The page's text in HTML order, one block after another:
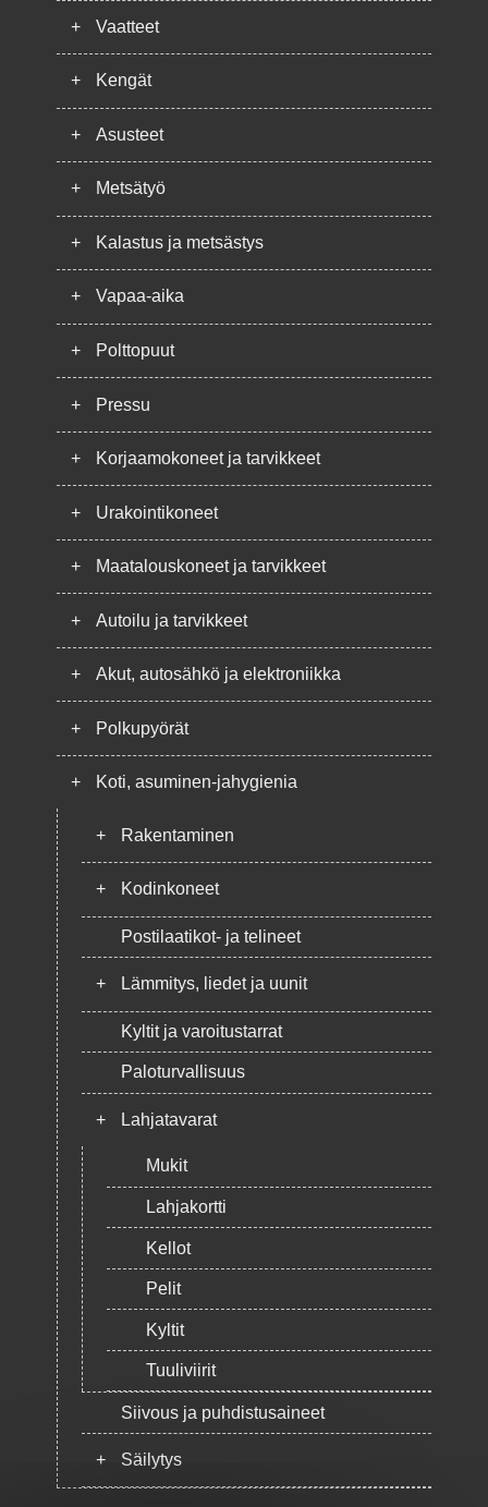
+ Vaatteet
+ Kengät
+ Asusteet
+ Metsätyö
+ Kalastus ja metsästys
+ Vapaa-aika
+ Polttopuut
+ Pressu
+ Korjaamokoneet ja tarvikkeet
+ Urakointikoneet
+ Maatalouskoneet ja tarvikkeet
+ Autoilu ja tarvikkeet
+ Akut, autosähkö ja elektroniikka
+ Polkupyörät
+ Koti, asuminen-jahygienia
+ Rakentaminen
+ Kodinkoneet
Postilaatikot- ja telineet
+ Lämmitys, liedet ja uunit
Kyltit ja varoitustarrat
Paloturvallisuus
+ Lahjatavarat
Mukit
Lahjakortti
Kellot
Pelit
Kyltit
Tuuliviirit
Siivous ja puhdistusaineet
+ Säilytys